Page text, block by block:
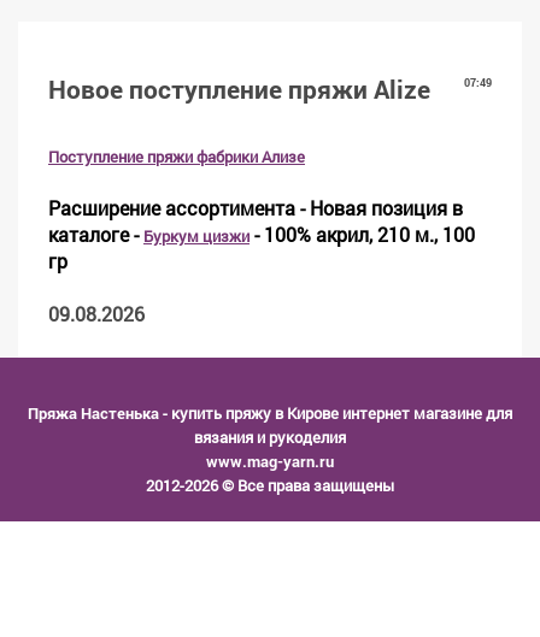
07:49
Новое поступление пряжи Alize
Поступление пряжи фабрики Ализе
Расширение ассортимента - Новая позиция в
каталоге - Буркум цизжи - 100% акрил, 210 м., 100
гр
09.08.2026
Пряжа Настенька- купить пряжу в Кирове интернет магазине для
вязания и рукоделия
www.mag-yarn.ru
2012-2026 © Все права защищены